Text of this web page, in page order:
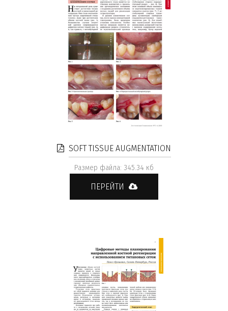
SOFT TISSUE AUGMENTATION
Размер файла: 345.34 кб
ПЕРЕЙТИ